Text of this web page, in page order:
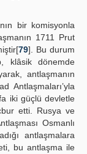
bir komisyonla
1711 Prut
79]. Bu durum
klâsik dönemde
antlaşmanın
Antlaşmaları’yla
iki güçlü devletle
etti. Rusya ve
Osmanlı
antlaşmalara
bu antlaşma ile